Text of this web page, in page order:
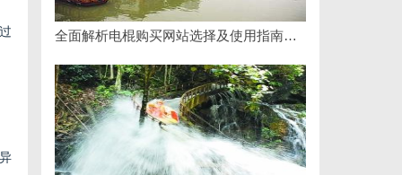
全面解析电棍购买网站选择及使用指南，保障安全与合法性